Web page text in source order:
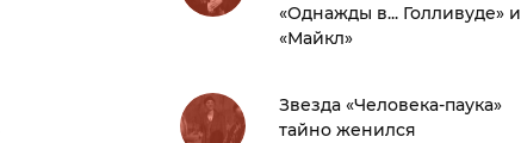
«Однажды в... Голливуде» и
«Майкл»
Звезда «Человека-паука»
тайно женился